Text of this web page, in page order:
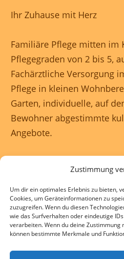
Zustimmung
Um dir ein optimales Erlebnis zu bieten,
Cookies, um Geräteinformationen zu
zuzugreifen. Wenn du diesen
wie das Surfverhalten oder eindeutige
verarbeiten. Wenn du deine Zustimmung
können bestimmte Merkmale und
Ihr Zuhause mit Herz
Familiäre Pflege mitten im
Pflegegraden von 2 bis 5,
Fachärztliche Versorgung
Pflege in kleinen
Garten, individuelle, auf
Bewohner abgestimmte
Angebote.
gewährleisten eine 24
Betreuung.
Kontakte und Beratung
kostenlos.